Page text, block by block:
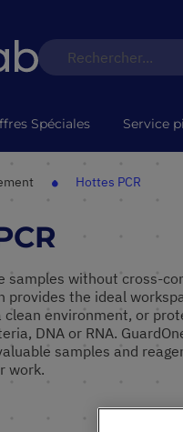
Spéciales Service
Hottes PCR
without cross-
provides the ideal
clean environment, or
DNA or RNA.
samples and
work.